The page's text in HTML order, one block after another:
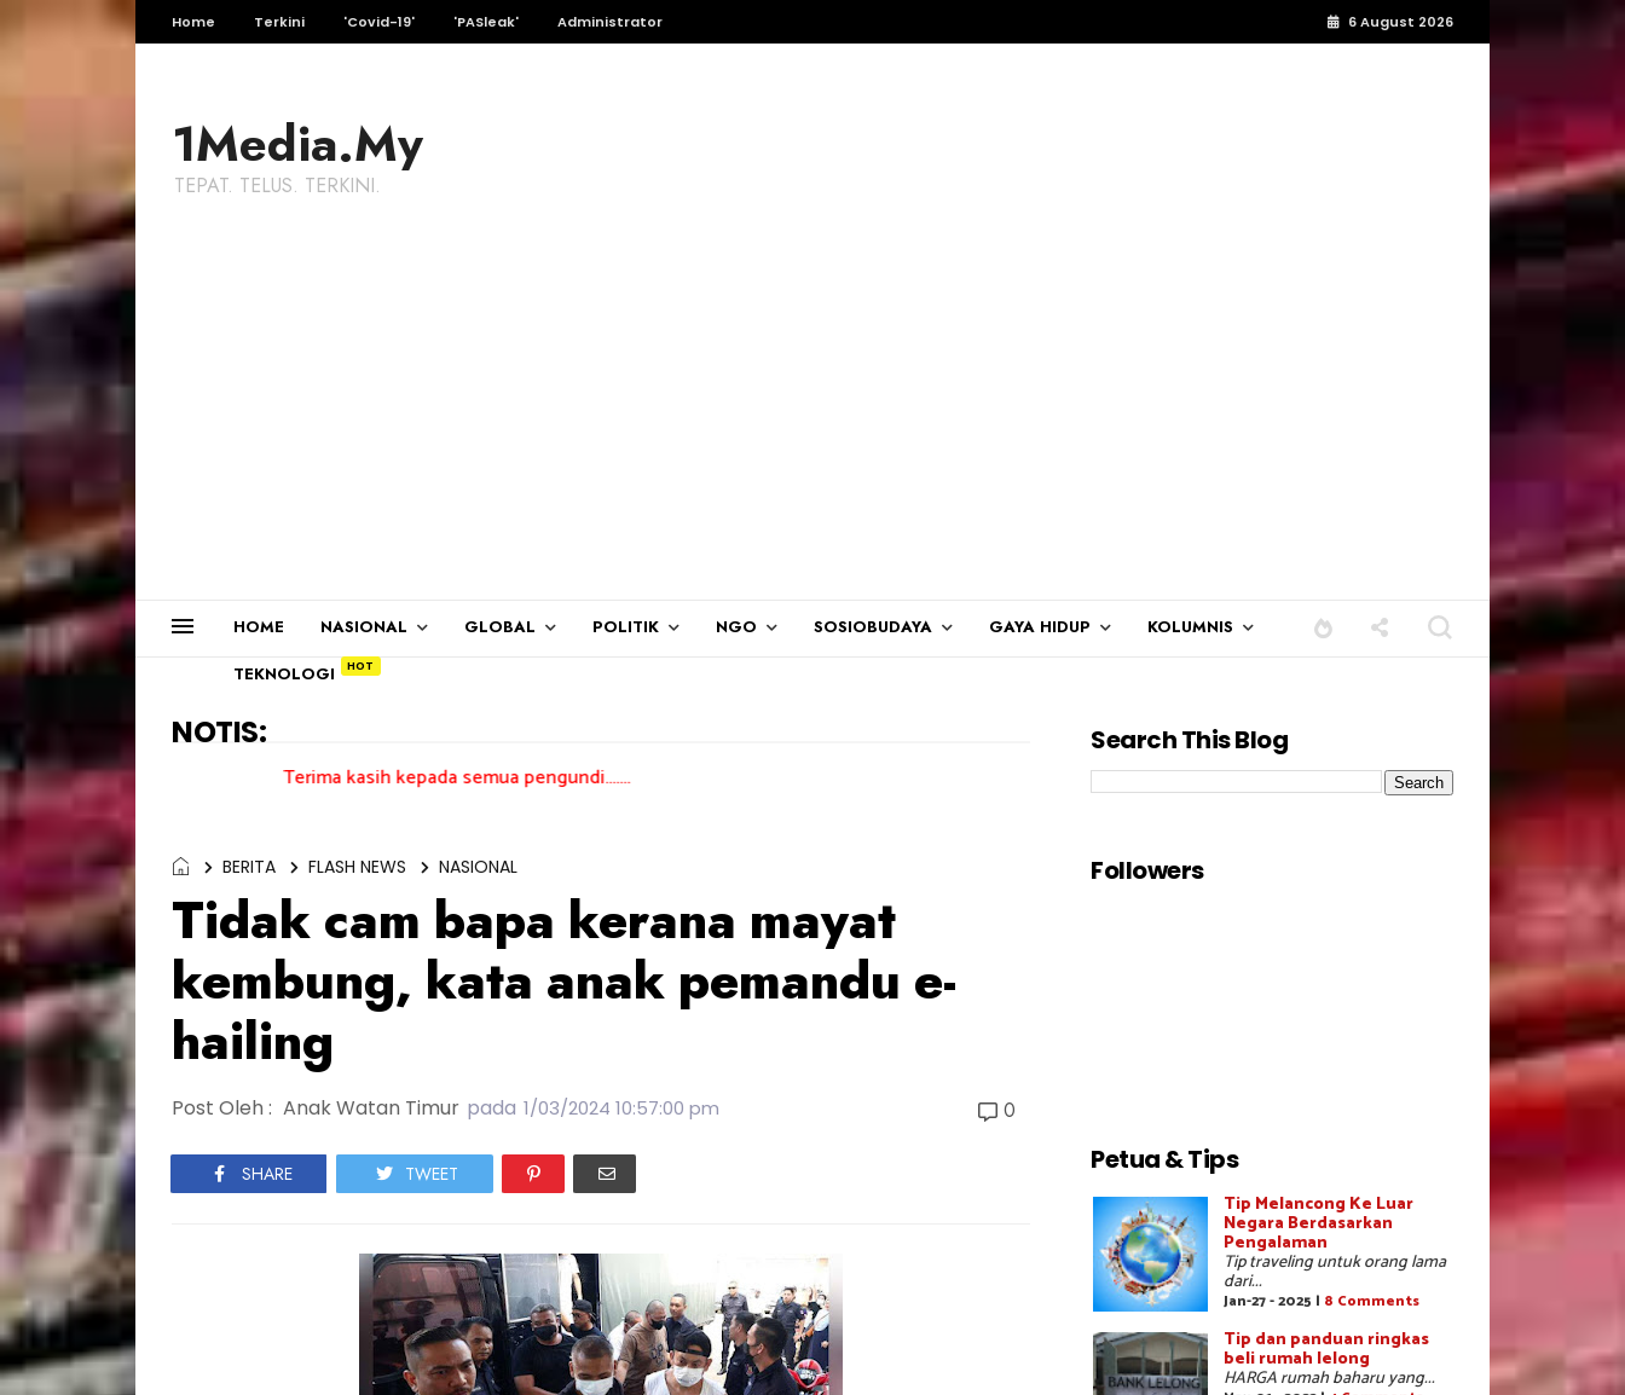
Home Terkini 'Covid-19' 'PASleak' Administrator 6 August 2026
1Media.My
TEPAT. TELUS. TERKINI.
HOME NASIONAL GLOBAL POLITIK NGO SOSIOBUDAYA GAYA HIDUP KOLUMNIS
TEKNOLOGI
NOTIS:
Terima kasih kepada semua pengundi.......
BERITA FLASH NEWS NASIONAL
Tidak cam bapa kerana mayat
kembung, kata anak pemandu e-
hailing
Post Oleh : Anak Watan Timur pada 1/03/2024 10:57:00 pm 0
SHARE TWEET
Search This Blog
Followers
Petua & Tips
Tip Melancong Ke Luar
Negara Berdasarkan
Pengalaman
Tip traveling untuk orang lama
dari...
Jan-27 - 2025 | 8 Comments
Tip dan panduan ringkas
beli rumah lelong
HARGA rumah baharu yang...